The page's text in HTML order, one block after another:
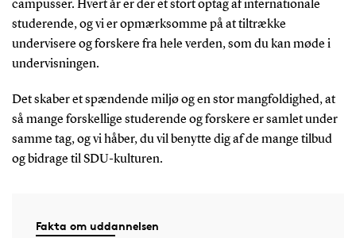
campusser. Hvert år er der et stort optag af internationale
studerende, og vi er opmærksomme på at tiltrække
undervisere og forskere fra hele verden, som du kan møde i
undervisningen.
Det skaber et spændende miljø og en stor mangfoldighed, at
så mange forskellige studerende og forskere er samlet under
samme tag, og vi håber, du vil benytte dig af de mange tilbud
og bidrage til SDU-kulturen.
Fakta om uddannelsen